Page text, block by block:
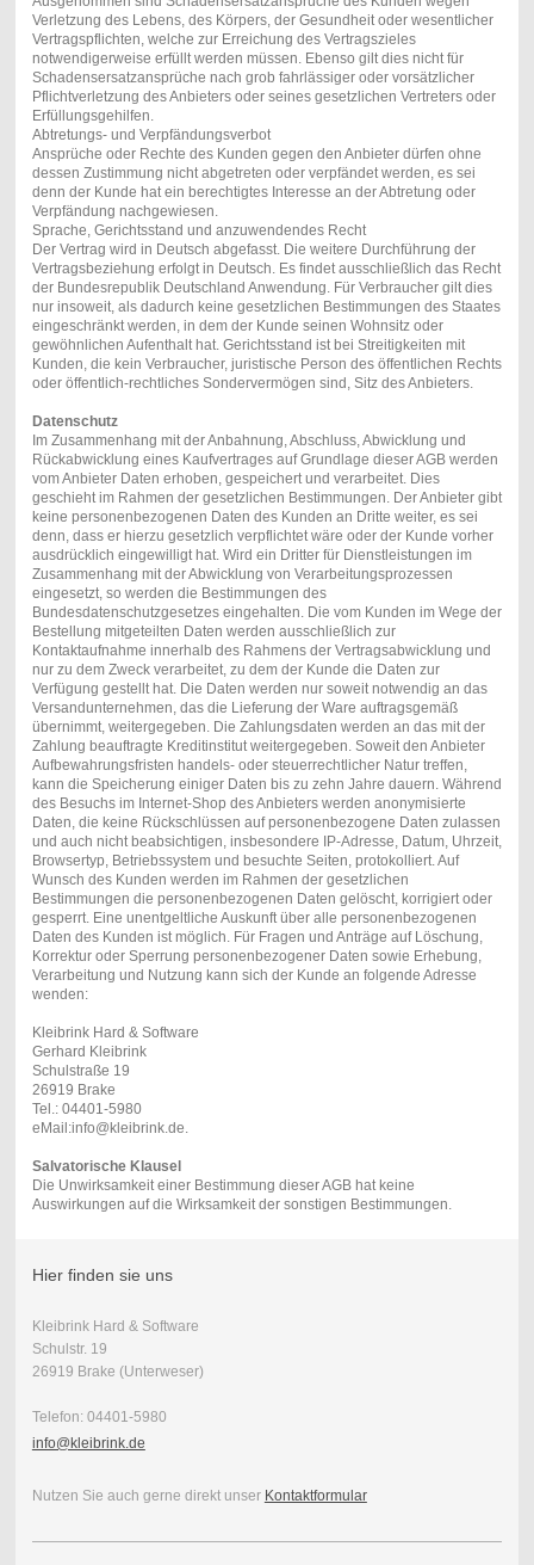
Verletzung des Lebens, des Körpers, der Gesundheit oder wesentlicher
Vertragspflichten, welche zur Erreichung des Vertragszieles
notwendigerweise erfüllt werden müssen. Ebenso gilt dies nicht für
Schadensersatzansprüche nach grob fahrlässiger oder vorsätzlicher
Pflichtverletzung des Anbieters oder seines gesetzlichen Vertreters oder
Erfüllungsgehilfen.
Abtretungs- und Verpfändungsverbot
Ansprüche oder Rechte des Kunden gegen den Anbieter dürfen ohne
dessen Zustimmung nicht abgetreten oder verpfändet werden, es sei
denn der Kunde hat ein berechtigtes Interesse an der Abtretung oder
Verpfändung nachgewiesen.
Sprache, Gerichtsstand und anzuwendendes Recht
Der Vertrag wird in Deutsch abgefasst. Die weitere Durchführung der
Vertragsbeziehung erfolgt in Deutsch. Es findet ausschließlich das Recht
der Bundesrepublik Deutschland Anwendung. Für Verbraucher gilt dies
nur insoweit, als dadurch keine gesetzlichen Bestimmungen des Staates
eingeschränkt werden, in dem der Kunde seinen Wohnsitz oder
gewöhnlichen Aufenthalt hat. Gerichtsstand ist bei Streitigkeiten mit
Kunden, die kein Verbraucher, juristische Person des öffentlichen Rechts
oder öffentlich-rechtliches Sondervermögen sind, Sitz des Anbieters.
Datenschutz
Im Zusammenhang mit der Anbahnung, Abschluss, Abwicklung und
Rückabwicklung eines Kaufvertrages auf Grundlage dieser AGB werden
vom Anbieter Daten erhoben, gespeichert und verarbeitet. Dies
geschieht im Rahmen der gesetzlichen Bestimmungen. Der Anbieter gibt
keine personenbezogenen Daten des Kunden an Dritte weiter, es sei
denn, dass er hierzu gesetzlich verpflichtet wäre oder der Kunde vorher
ausdrücklich eingewilligt hat. Wird ein Dritter für Dienstleistungen im
Zusammenhang mit der Abwicklung von Verarbeitungsprozessen
eingesetzt, so werden die Bestimmungen des
Bundesdatenschutzgesetzes eingehalten. Die vom Kunden im Wege der
Bestellung mitgeteilten Daten werden ausschließlich zur
Kontaktaufnahme innerhalb des Rahmens der Vertragsabwicklung und
nur zu dem Zweck verarbeitet, zu dem der Kunde die Daten zur
Verfügung gestellt hat. Die Daten werden nur soweit notwendig an das
Versandunternehmen, das die Lieferung der Ware auftragsgemäß
übernimmt, weitergegeben. Die Zahlungsdaten werden an das mit der
Zahlung beauftragte Kreditinstitut weitergegeben. Soweit den Anbieter
Aufbewahrungsfristen handels- oder steuerrechtlicher Natur treffen,
kann die Speicherung einiger Daten bis zu zehn Jahre dauern. Während
des Besuchs im Internet-Shop des Anbieters werden anonymisierte
Daten, die keine Rückschlüssen auf personenbezogene Daten zulassen
und auch nicht beabsichtigen, insbesondere IP-Adresse, Datum, Uhrzeit,
Browsertyp, Betriebssystem und besuchte Seiten, protokolliert. Auf
Wunsch des Kunden werden im Rahmen der gesetzlichen
Bestimmungen die personenbezogenen Daten gelöscht, korrigiert oder
gesperrt. Eine unentgeltliche Auskunft über alle personenbezogenen
Daten des Kunden ist möglich. Für Fragen und Anträge auf Löschung,
Korrektur oder Sperrung personenbezogener Daten sowie Erhebung,
Verarbeitung und Nutzung kann sich der Kunde an folgende Adresse
wenden:
Kleibrink Hard & Software
Gerhard Kleibrink
Schulstraße 19
26919 Brake
Tel.: 04401-5980
eMail:info@kleibrink.de.
Salvatorische Klausel
Die Unwirksamkeit einer Bestimmung dieser AGB hat keine
Auswirkungen auf die Wirksamkeit der sonstigen Bestimmungen.
Hier finden sie uns
Kleibrink Hard & Software
Schulstr. 19
26919 Brake (Unterweser)
Telefon: 04401-5980
info@kleibrink.de
Nutzen Sie auch gerne direkt unser Kontaktformular